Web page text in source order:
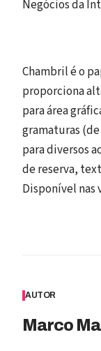
Negócios da
Chambril é o
proporciona
para área
gramaturas
para diversos
de reserva,
Disponível nas
AUTOR
Marco